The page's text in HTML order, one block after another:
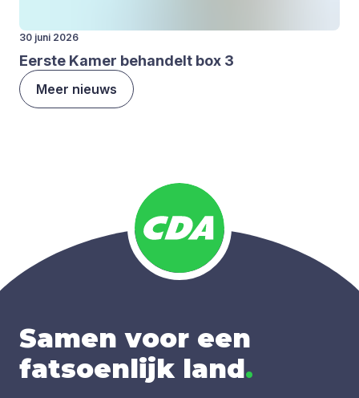
30 juni 2026
Eer­ste Kamer behan­delt box 3
Meer nieuws
Samen voor een
fatsoenlijk land.